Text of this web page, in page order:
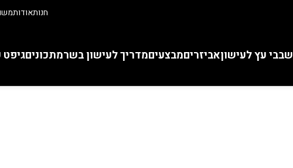
חנותאודות
שבבי עץ לעישוןאביזריםמבצעיםמדריך לעישון בשרמתכונים